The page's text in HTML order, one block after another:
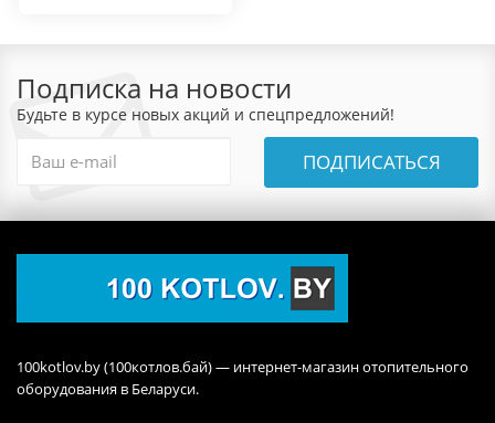
Подписка на новости
Будьте в курсе новых акций и спецпредложений!
ПОДПИСАТЬСЯ
100kotlov.by (100котлов.бай) — интернет-магазин отопительного
оборудования в Беларуси.